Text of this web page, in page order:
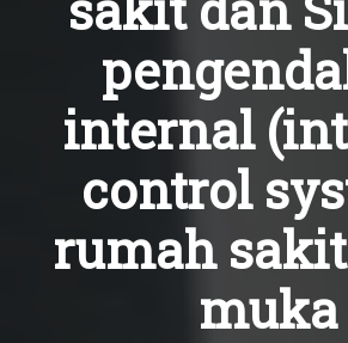
internal
control
rumah
muka